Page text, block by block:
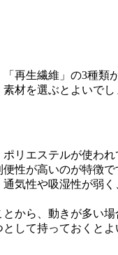
再生繊維」の3種
材を選ぶとよいでし
リエステルが使わ
性が高いのが特徴で
気性や吸湿性が弱
から、動きが多い
して持っておくとよ